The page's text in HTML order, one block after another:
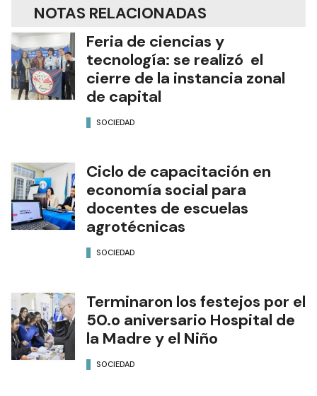
NOTAS RELACIONADAS
Feria de ciencias y
tecnología: se realizó el
cierre de la instancia zonal
de capital
SOCIEDAD
Ciclo de capacitación en
economía social para
docentes de escuelas
agrotécnicas
SOCIEDAD
Terminaron los festejos por el
50.o aniversario Hospital de
la Madre y el Niño
SOCIEDAD